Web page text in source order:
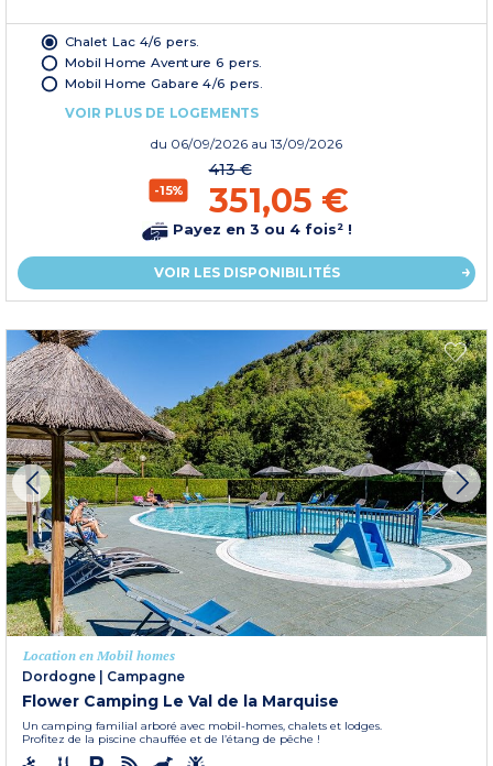
Chalet Lac 4/6 pers.
Mobil Home Aventure 6 pers.
Mobil Home Gabare 4/6 pers.
VOIR PLUS DE LOGEMENTS
du 06/09/2026 au 13/09/2026
-15%
413 €
351,05 €
Payez en 3 ou 4 fois² !
VOIR LES DISPONIBILITÉS
Location en Mobil homes
Dordogne
Campagne
Flower Camping Le Val de la Marquise
Un camping familial arboré avec mobil-homes, chalets et lodges.
Profitez de la piscine chauffée et de l’étang de pêche !